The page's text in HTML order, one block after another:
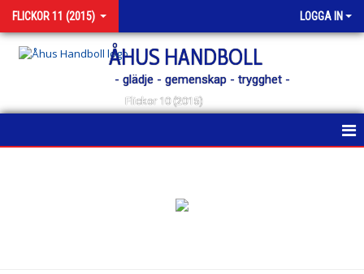
FLICKOR 11 (2015) LOGGA IN
ÅHUS HANDBOLL
- glädje - gemenskap - trygghet -
Flickor 10 (2015)